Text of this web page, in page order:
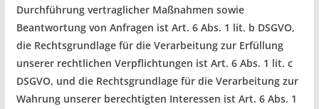
Durchführung vertraglicher Maßnahmen sowie
Beantwortung von Anfragen ist Art. 6 Abs. 1 lit. b DSGVO,
die Rechtsgrundlage für die Verarbeitung zur Erfüllung
unserer rechtlichen Verpflichtungen ist Art. 6 Abs. 1 lit. c
DSGVO, und die Rechtsgrundlage für die Verarbeitung zur
Wahrung unserer berechtigten Interessen ist Art. 6 Abs. 1